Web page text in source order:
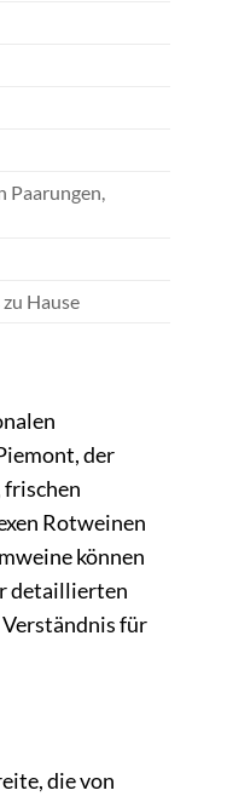
Hause
der
frischen
Rotweinen
können
detaillierten
für
die von